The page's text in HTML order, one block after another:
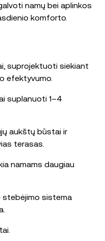
namų bei aplinkos
komforto.
suprojektuoti siekiant
efektyvumo.
suplanuoti 1–4
aukštų būstai ir
terasas.
namams daugiau
stebėjimo sistema